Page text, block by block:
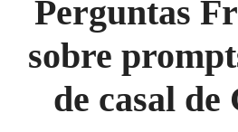
Perguntas
sobre
de casal de